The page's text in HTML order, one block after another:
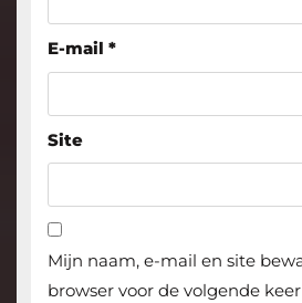
E-mail *
Site
Mijn naam, e-mail en site
browser voor de volgende